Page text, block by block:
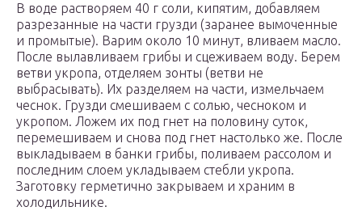
В воде растворяем 40 г соли, кипятим, добавляем
разрезанные на части грузди (заранее вымоченные
и промытые). Варим около 10 минут, вливаем масло.
После вылавливаем грибы и сцеживаем воду. Берем
ветви укропа, отделяем зонты (ветви не
выбрасывать). Их разделяем на части, измельчаем
чеснок. Грузди смешиваем с солью, чесноком и
укропом. Ложем их под гнет на половину суток,
перемешиваем и снова под гнет настолько же. После
выкладываем в банки грибы, поливаем рассолом и
последним слоем укладываем стебли укропа.
Заготовку герметично закрываем и храним в
холодильнике.